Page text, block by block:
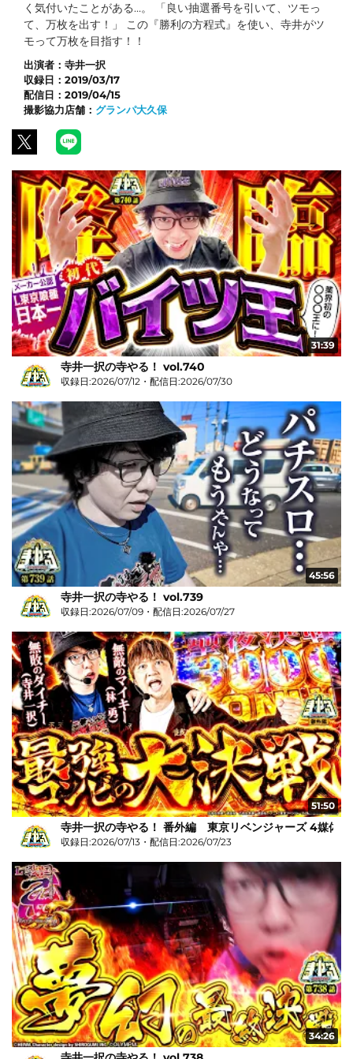
く気付いたことがある…。 「良い抽選番号を引いて、ツモっ
て、万枚を出す！」 この『勝利の方程式』を使い、寺井がツ
モって万枚を目指す！！
出演者： 寺井一択
収録日： 2019/03/17
配信日： 2019/04/15
撮影協力店舗： グランパ大久保
31:39
寺井一択の寺やる！ vol.740
収録日:2026/07/12・配信日:2026/07/30
45:56
寺井一択の寺やる！ vol.739
収録日:2026/07/09・配信日:2026/07/27
51:50
寺井一択の寺やる！ 番外編 東京リベンジャーズ 4媒体リ
収録日:2026/07/13・配信日:2026/07/23
34:26